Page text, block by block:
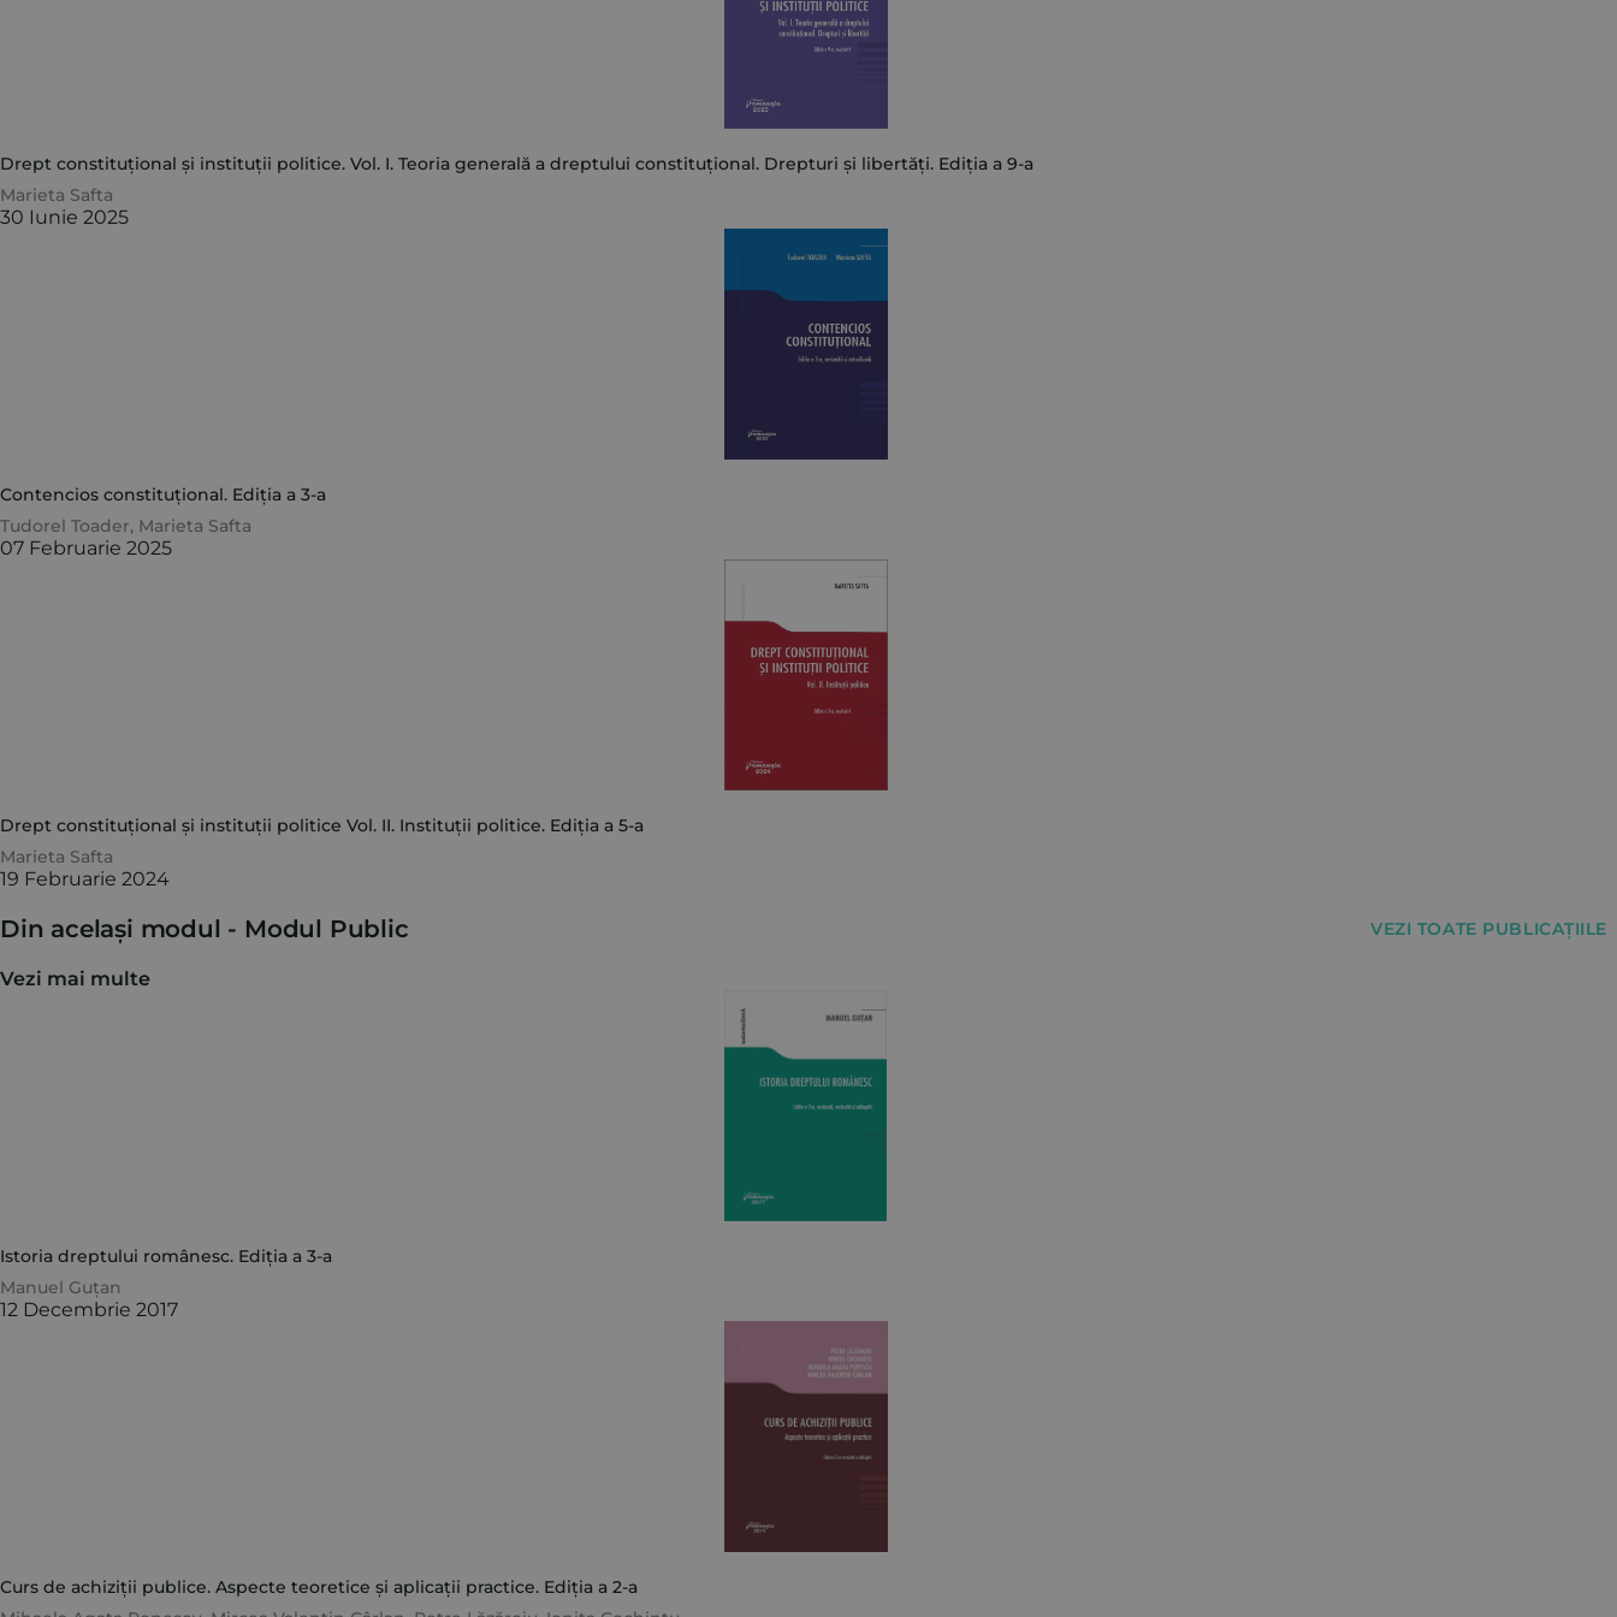
Drept constituțional și instituții politice. Vol. I. Teoria generală a dreptului constituțional. Drepturi și libertăți. Ediția a 9-a
Marieta Safta
30 Iunie 2025
Contencios constituțional. Ediția a 3-a
Tudorel Toader, Marieta Safta
07 Februarie 2025
Drept constituțional și instituții politice Vol. II. Instituții politice. Ediția a 5-a
Marieta Safta
19 Februarie 2024
Din același modul - Modul Public VEZI TOATE PUBLICAȚIILE
Vezi mai multe
Istoria dreptului românesc. Ediția a 3-a
Manuel Guțan
12 Decembrie 2017
Curs de achiziții publice. Aspecte teoretice și aplicații practice. Ediția a 2-a